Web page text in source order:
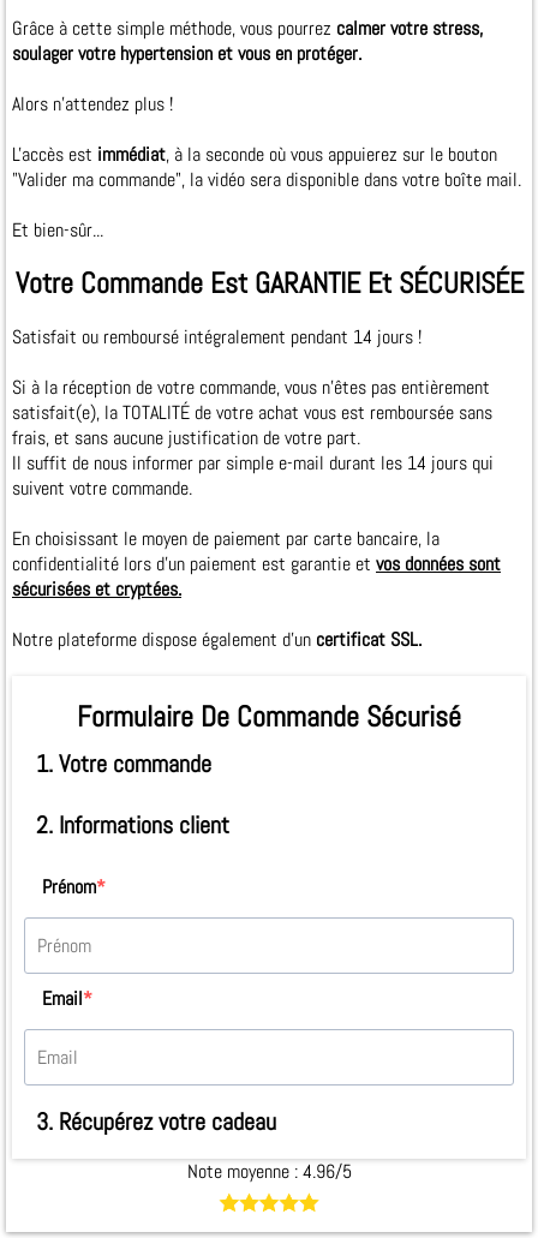
Grâce à cette simple méthode, vous pourrez calmer votre stress,
soulager votre hypertension et vous en protéger.
Alors n'attendez plus !
L'accès est immédiat, à la seconde où vous appuierez sur le bouton
"Valider ma commande", la vidéo sera disponible dans votre boîte mail.
Et bien-sûr...
Votre Commande Est GARANTIE Et SÉCURISÉE
Satisfait ou remboursé intégralement pendant 14 jours !
Si à la réception de votre commande, vous n'êtes pas entièrement
satisfait(e), la TOTALITÉ de votre achat vous est remboursée sans
frais, et sans aucune justification de votre part.
Il suffit de nous informer par simple e­-mail durant les 14 jours qui
suivent votre commande.
En choisissant le moyen de paiement par carte bancaire, la
confidentialité lors d'un paiement est garantie et vos données sont
sécurisées et cryptées.
Notre plateforme dispose également d'un certificat SSL.
Formulaire De Commande Sécurisé
1. Votre commande
2. Informations client
Prénom*
Email*
3. Récupérez votre cadeau
Note moyenne : 4.96/5